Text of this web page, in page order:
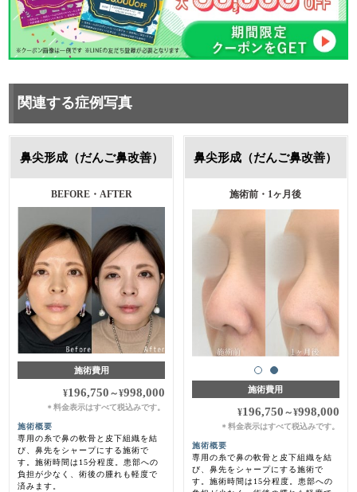
関連する症例写真
鼻尖形成（だんご鼻改善）
BEFORE・AFTER
施術費用
¥196,750 ～¥998,000
＊料金表示はすべて税込みです。
施術概要
専用の糸で鼻の軟骨と皮下組織を結
び、鼻先をシャープにする施術で
す。施術時間は15分程度。患部への
負担が少なく、術後の腫れも軽度で
済みます。
鼻尖形成（だんご鼻改善）
施術前・1ヶ月後
施術費用
¥196,750 ～¥998,000
＊ 料金表示はすべて税込みです。
施術概要
専用の糸で鼻の軟骨と皮下組織を結
び、鼻先をシャープにする施術で
す。施術時間は15分程度。患部への